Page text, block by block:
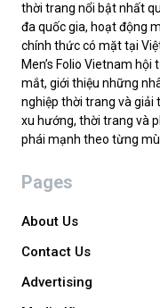
thời trang nổi bật nhất
đa quốc gia, hoạt động
chính thức có mặt tại
Men’s Folio Vietnam
mắt, giới thiệu những
nghiệp thời trang và giải
xu hướng, thời trang và
phái mạnh theo từng
Pages
About Us
Contact Us
Advertising